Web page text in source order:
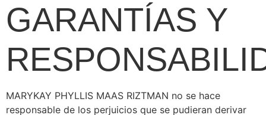
GARANTÍAS Y
MARYKAY PHYLLIS MAAS RIZTMAN no se hace
responsable de los perjuicios que se pudieran derivar